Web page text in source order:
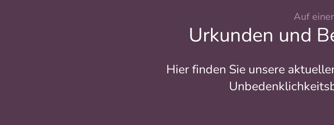
Auf
Urkunden und
Hier finden Sie unsere